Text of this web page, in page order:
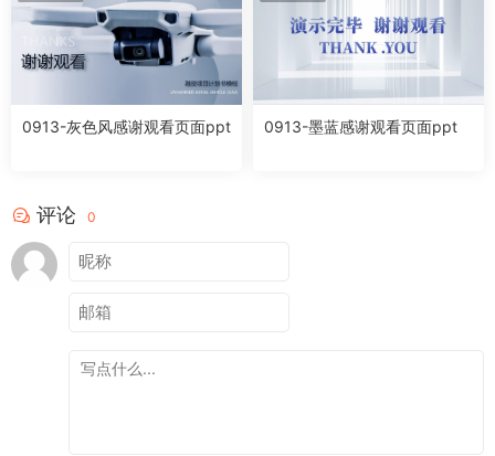
0913-灰色风感谢观看页面ppt 0913-墨蓝感谢观看页面ppt
评论 0